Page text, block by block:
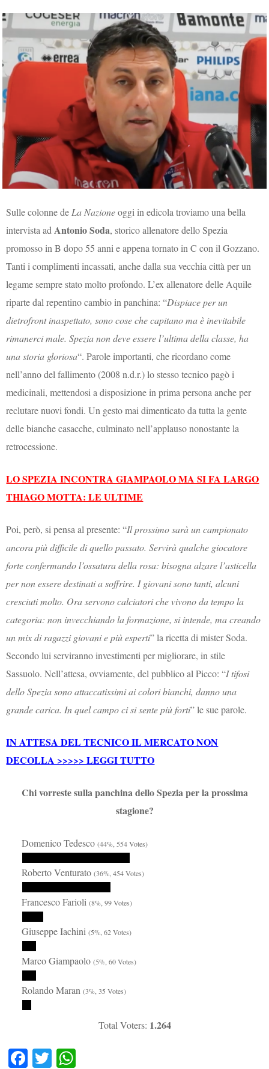
Sulle colonne de La Nazioneoggi in edicola troviamo una bella
intervista ad Antonio Soda, storico allenatore dello Spezia
promosso in B dopo 55 anni e appena tornato in C con il Gozzano.
Tanti i complimenti incassati, anche dalla sua vecchia città per un
legame sempre stato molto profondo. L’ex allenatore delle Aquile
riparte dal repentino cambio in panchina: “Dispiace per un
dietrofront inaspettato, sono cose che capitano ma è inevitabile
rimanerci male. Spezia non deve essere l’ultima della classe, ha
una storia gloriosa“. Parole importanti, che ricordano come
nell’anno del fallimento (2008 n.d.r.) lo stesso tecnico pagò i
medicinali, mettendosi a disposizione in prima persona anche per
reclutare nuovi fondi. Un gesto mai dimenticato da tutta la gente
delle bianche casacche, culminato nell’applauso nonostante la
retrocessione.
LO SPEZIA INCONTRA GIAMPAOLO MA SI FA LARGO
THIAGO MOTTA: LE ULTIME
Poi, però, si pensa al presente: “Il prossimo sarà un campionato
ancora più difficile di quello passato. Servirà qualche giocatore
forte confermando l’ossatura della rosa: bisogna alzare l’asticella
per non essere destinati a soffrire. I giovani sono tanti, alcuni
cresciuti molto. Ora servono calciatori che vivono da tempo la
categoria: non invecchiando la formazione, si intende, ma creando
un mix di ragazzi giovani e più esperti” la ricetta di mister Soda.
Secondo lui serviranno investimenti per migliorare, in stile
Sassuolo. Nell’attesa, ovviamente, del pubblico al Picco: “I tifosi
dello Spezia sono attaccatissimi ai colori bianchi, danno una
grande carica. In quel campo ci si sente più forti” le sue parole.
IN ATTESA DEL TECNICO IL MERCATO NON
DECOLLA >>>>> LEGGI TUTTO
Chi vorreste sulla panchina dello Spezia per la prossima
stagione?
Domenico Tedesco(44%, 554 Votes)
Roberto Venturato(36%, 454 Votes)
Francesco Farioli(8%, 99 Votes)
Giuseppe Iachini(5%, 62 Votes)
Marco Giampaolo(5%, 60 Votes)
Rolando Maran(3%, 35 Votes)
Total Voters: 1.264
Fa T